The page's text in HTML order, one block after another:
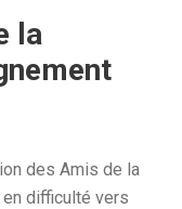
la
des Amis de la
difficulté vers